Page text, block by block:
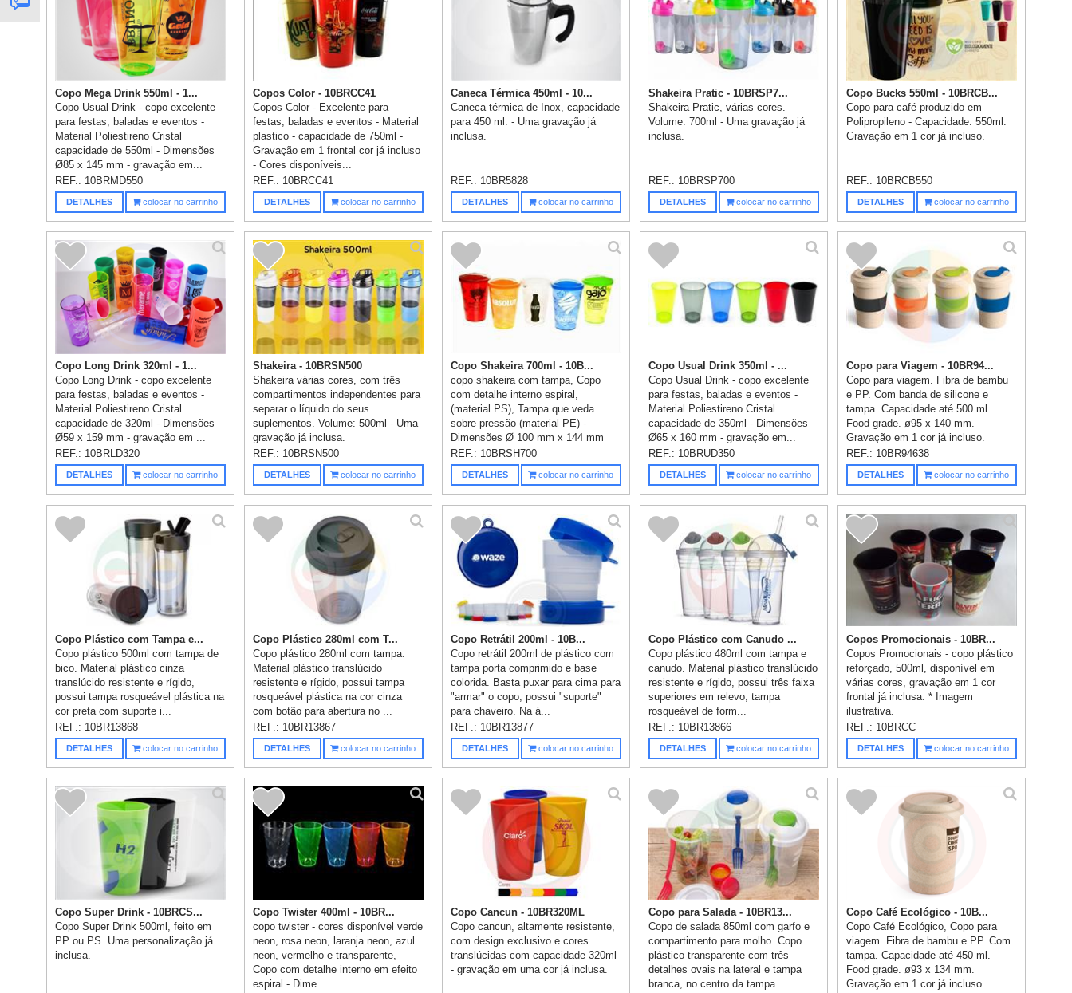
Copo Mega Drink 550ml - 1...
Copo Usual Drink - copo excelente
para festas, baladas e eventos -
Material Poliestireno Cristal
capacidade de 550ml - Dimensões
Ø85 x 145 mm - gravação em...
REF.: 10BRMD550
DETALHES colocar no carrinho
Copos Color - 10BRCC41
Copos Color - Excelente para
festas, baladas e eventos - Material
plastico - capacidade de 750ml -
Gravação em 1 frontal cor já incluso
- Cores disponíveis...
REF.: 10BRCC41
DETALHES colocar no carrinho
Caneca Térmica 450ml - 10...
Caneca térmica de Inox, capacidade
para 450 ml. - Uma gravação já
inclusa.
REF.: 10BR5828
DETALHES colocar no carrinho
Shakeira Pratic - 10BRSP7...
Shakeira Pratic, várias cores.
Volume: 700ml - Uma gravação já
inclusa.
REF.: 10BRSP700
DETALHES colocar no carrinho
Copo Bucks 550ml - 10BRCB...
Copo para café produzido em
Polipropileno - Capacidade: 550ml.
Gravação em 1 cor já incluso.
REF.: 10BRCB550
DETALHES colocar no carrinho
Copo Long Drink 320ml - 1...
Copo Long Drink - copo excelente
para festas, baladas e eventos -
Material Poliestireno Cristal
capacidade de 320ml - Dimensões
Ø59 x 159 mm - gravação em ...
REF.: 10BRLD320
DETALHES colocar no carrinho
Shakeira - 10BRSN500
Shakeira várias cores, com três
compartimentos independentes para
separar o líquido do seus
suplementos. Volume: 500ml - Uma
gravação já inclusa.
REF.: 10BRSN500
DETALHES colocar no carrinho
Copo Shakeira 700ml - 10B...
copo shakeira com tampa, Copo
com detalhe interno espiral,
(material PS), Tampa que veda
sobre pressão (material PE) -
Dimensões Ø 100 mm x 144 mm
com capa...
REF.: 10BRSH700
DETALHES colocar no carrinho
Copo Usual Drink 350ml - ...
Copo Usual Drink - copo excelente
para festas, baladas e eventos -
Material Poliestireno Cristal
capacidade de 350ml - Dimensões
Ø65 x 160 mm - gravação em...
REF.: 10BRUD350
DETALHES colocar no carrinho
Copo para Viagem - 10BR94...
Copo para viagem. Fibra de bambu
e PP. Com banda de silicone e
tampa. Capacidade até 500 ml.
Food grade. ø95 x 140 mm.
Gravação em 1 cor já incluso.
REF.: 10BR94638
DETALHES colocar no carrinho
Copo Plástico com Tampa e...
Copo plástico 500ml com tampa de
bico. Material plástico cinza
translúcido resistente e rígido,
possui tampa rosqueável plástica na
cor preta com suporte i...
REF.: 10BR13868
DETALHES colocar no carrinho
Copo Plástico 280ml com T...
Copo plástico 280ml com tampa.
Material plástico translúcido
resistente e rígido, possui tampa
rosqueável plástica na cor cinza
com botão para abertura no ...
REF.: 10BR13867
DETALHES colocar no carrinho
Copo Retrátil 200ml - 10B...
Copo retrátil 200ml de plástico com
tampa porta comprimido e base
colorida. Basta puxar para cima para
"armar" o copo, possui "suporte"
para chaveiro. Na á...
REF.: 10BR13877
DETALHES colocar no carrinho
Copo Plástico com Canudo ...
Copo plástico 480ml com tampa e
canudo. Material plástico translúcido
resistente e rígido, possui três faixa
superiores em relevo, tampa
rosqueável de form...
REF.: 10BR13866
DETALHES colocar no carrinho
Copos Promocionais - 10BR...
Copos Promocionais - copo plástico
reforçado, 500ml, disponível em
várias cores, gravação em 1 cor
frontal já inclusa. * Imagem
ilustrativa.
REF.: 10BRCC
DETALHES colocar no carrinho
Copo Super Drink - 10BRCS...
Copo Super Drink 500ml, feito em
PP ou PS. Uma personalização já
inclusa.
Copo Twister 400ml - 10BR...
copo twister - cores disponível verde
neon, rosa neon, laranja neon, azul
neon, vermelho e transparente,
Copo com detalhe interno em efeito
espiral - Dime...
Copo Cancun - 10BR320ML
Copo cancun, altamente resistente,
com design exclusivo e cores
translúcidas com capacidade 320ml
- gravação em uma cor já inclusa.
Copo para Salada - 10BR13...
Copo de salada 850ml com garfo e
compartimento para molho. Copo
plástico transparente com três
detalhes ovais na lateral e tampa
branca, no centro da tampa...
Copo Café Ecológico - 10B...
Copo Café Ecológico, Copo para
viagem. Fibra de bambu e PP. Com
tampa. Capacidade até 450 ml.
Food grade. ø93 x 134 mm.
Gravação em 1 cor já incluso.